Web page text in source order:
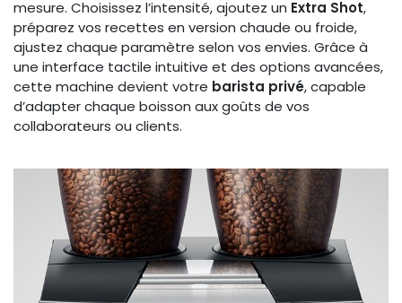
mesure. Choisissez l’intensité, ajoutez un Extra Shot,
préparez vos recettes en version chaude ou froide,
ajustez chaque paramètre selon vos envies. Grâce à
une interface tactile intuitive et des options avancées,
cette machine devient votre barista privé, capable
d’adapter chaque boisson aux goûts de vos
collaborateurs ou clients.